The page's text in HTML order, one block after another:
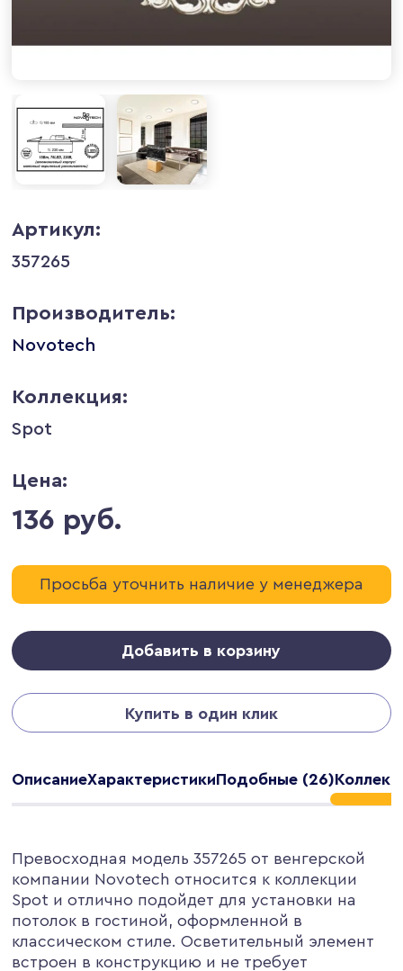
Артикул:
357265
Производитель:
Novotech
Коллекция:
Spot
Цена:
136 руб.
Просьба уточнить наличие у менеджера
Добавить в корзину
Купить в один клик
ОписаниеХарактеристикиПодобные (26)
Превосходная модель 357265 от венгерской
компании Novotech относится к коллекции
Spot и отлично подойдет для установки на
потолок в гостиной, оформленной в
классическом стиле. Осветительный элемент
встроен в конструкцию и не требует